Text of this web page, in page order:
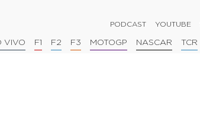
PODCAST YOUTUBE
VIVO F1 F2 F3 MOTOGP NASCAR TCR